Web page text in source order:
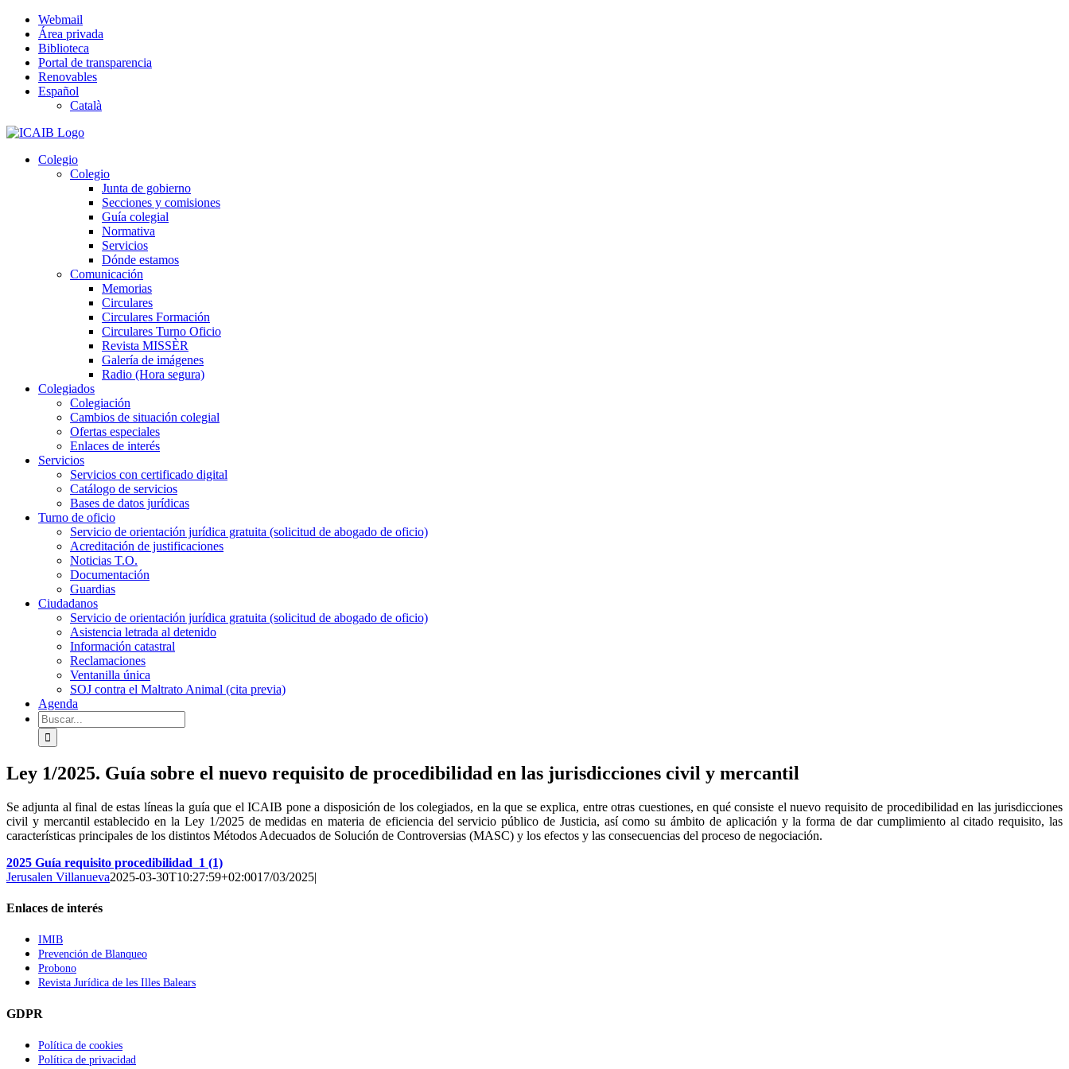
Saltar
contenido
Webmail
Área privada
Biblioteca
Portal de transparencia
Renovables
Español
Català
Colegio
Colegio
Junta de gobierno
Secciones y comisiones
Guía colegial
Normativa
Servicios
Dónde estamos
Comunicación
Memorias
Circulares
Circulares Formación
Circulares Turno Oficio
Revista MISSÈR
Galería de imágenes
Radio (Hora segura)
Colegiados
Colegiación
Cambios de situación colegial
Ofertas especiales
Enlaces de interés
Servicios
Servicios con certificado digital
Catálogo de servicios
Bases de datos jurídicas
Turno de oficio
Servicio de orientación jurídica gratuita (solicitud de abogado de oficio)
Acreditación de justificaciones
Noticias T.O.
Documentación
Guardias
Ciudadanos
Servicio de orientación jurídica gratuita (solicitud de abogado de oficio)
Asistencia letrada al detenido
Información catastral
Reclamaciones
Ventanilla única
SOJ contra el Maltrato Animal (cita previa)
Agenda
Buscar:
Ley 1/2025. Guía sobre el nuevo requisito de procedibilidad en las jurisdicciones civil y mercantil
Se adjunta al final de estas líneas la guía que el ICAIB pone a disposición de los colegiados, en la que se explica, entre otras cuestiones, en qué consiste el nuevo requisito de procedibilidad en las jurisdicciones
civil y mercantil establecido en la Ley 1/2025 de medidas en materia de eficiencia del servicio público de Justicia, así como su ámbito de aplicación y la forma de dar cumplimiento al citado requisito, las
características principales de los distintos Métodos Adecuados de Solución de Controversias (MASC) y los efectos y las consecuencias del proceso de negociación.
2025 Guía requisito procedibilidad_1 (1)
Jerusalen Villanueva2025-03-30T10:27:59+02:0017/03/2025|
Enlaces de interés
IMIB
Prevención de Blanqueo
Probono
Revista Jurídica de les Illes Balears
GDPR
Política de cookies
Política de privacidad